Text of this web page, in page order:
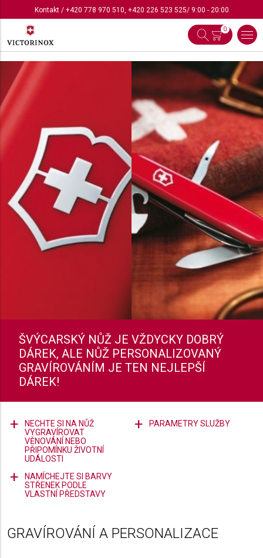
Kontakt/ +420 778 970 510, +420 226 523 525/ 9:00 - 20:00
0
ŠVÝCARSKÝ NŮŽ JE VŽDYCKY DOBRÝ
DÁREK, ALE NŮŽ PERSONALIZOVANÝ
GRAVÍROVÁNÍM JE TEN NEJLEPŠÍ
DÁREK!
NECHTE SI NA NŮŽ
VYGRAVÍROVAT
VĚNOVÁNÍ NEBO
PŘIPOMÍNKU ŽIVOTNÍ
UDÁLOSTI
PARAMETRY SLUŽBY
NAMÍCHEJTE SI BARVY
STŘENEK PODLE
VLASTNÍ PŘEDSTAVY
GRAVÍROVÁNÍ A PERSONALIZACE